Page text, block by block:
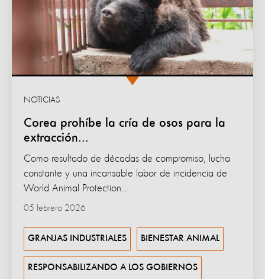
Corea prohíbe la cría de osos para la
extracción...
NOTICIAS
05 febrero 2026
Como resultado de décadas de compromiso, lucha
constante y una incansable labor de incidencia de
World Animal Protection...
GRANJAS INDUSTRIALES BIENESTAR ANIMAL
RESPONSABILIZANDO A LOS GOBIERNOS